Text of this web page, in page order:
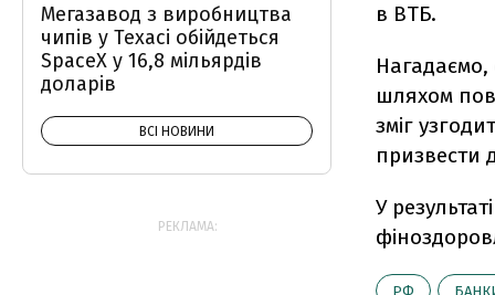
в ВТБ.
Нагадаємо,
шляхом
зміг
призвести
У
РФ
Мегазавод з виробництва
чипів у Техасі обійдеться
SpaceX у 16,8 мільярдів
доларів
ВСІ НОВИНИ
РЕКЛАМА: